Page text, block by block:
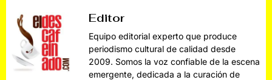
Editor
Equipo editorial experto que produce
periodismo cultural de calidad desde
2009. Somos la voz confiable de la escena
emergente, dedicada a la curación de